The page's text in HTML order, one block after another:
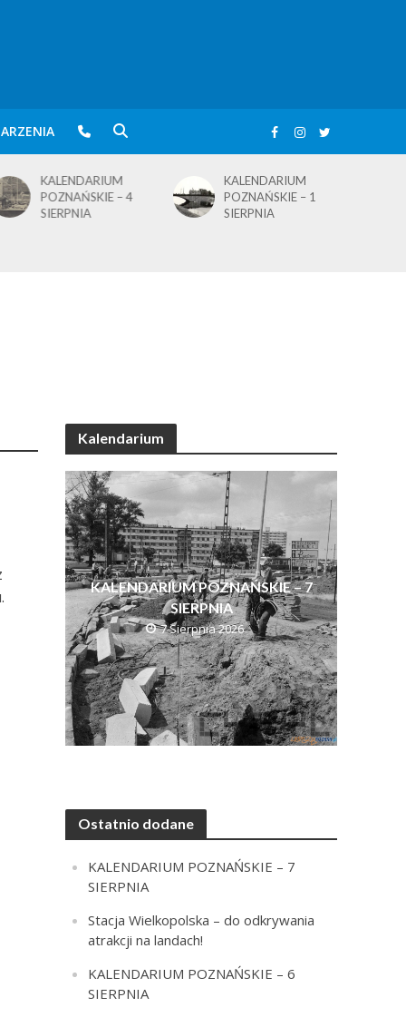
KALENDARIUM
POZNAŃSKIE – 4
SIERPNIA
KALENDARIUM
POZNAŃSKIE – 1
SIERPNIA
Kalendarium
KALENDARIUM POZNAŃSKIE – 7
SIERPNIA
7 Sierpnia 2026
Ostatnio dodane
KALENDARIUM POZNAŃSKIE – 7
SIERPNIA
Stacja Wielkopolska – do odkrywania
atrakcji na landach!
KALENDARIUM POZNAŃSKIE – 6
SIERPNIA